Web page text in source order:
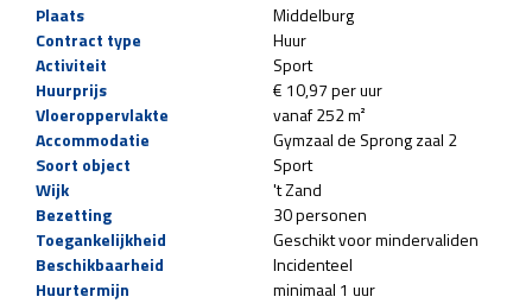
Plaats
Middelburg
Contract type
Huur
Activiteit
Sport
Huurprijs
€ 10,97 per uur
Vloeroppervlakte
vanaf 252 m²
Accommodatie
Gymzaal de Sprong zaal 2
Soort object
Sport
Wijk
't Zand
Bezetting
30 personen
Toegankelijkheid
Geschikt voor mindervaliden
Beschikbaarheid
Incidenteel
Huurtermijn
minimaal 1 uur